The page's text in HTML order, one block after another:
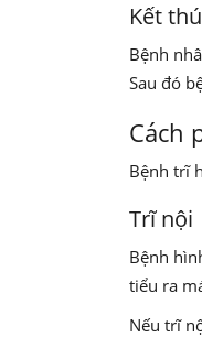
Kết
Bệnh
Sau đó
Cách
Bệnh trĩ
Trĩ nội
Bệnh
tiểu ra
Nếu trĩ